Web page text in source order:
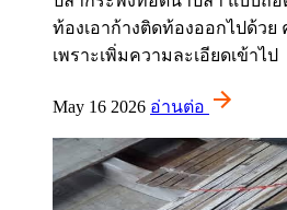
ท้องเอาก้างติดท้องออกไปด้วย
เพราะเพิ่มความละเอียดเข้าไป
May 16 2026 อ่านต่อ